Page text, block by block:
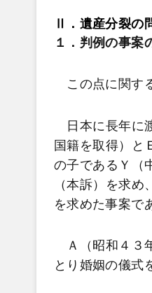
Ⅱ．遺産分裂の
１．判例の事案
この点に関す
日本に長年に
国籍を取得）と
の子であるＹ（
（本訴）を求
を求めた事案で
Ａ（昭和４３
とり婚姻の儀式